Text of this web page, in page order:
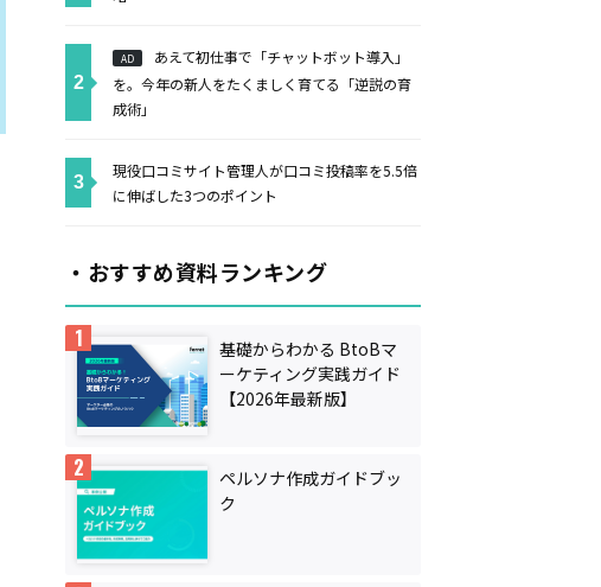
AD
あえて初仕事で「チャットボット導入」
を。今年の新人をたくましく育てる「逆説の育
成術」
現役口コミサイト管理人が口コミ投稿率を5.5倍
に伸ばした3つのポイント
・おすすめ資料ランキング
基礎からわかる BtoBマ
ーケティング実践ガイド
【2026年最新版】
ペルソナ作成ガイドブッ
ク